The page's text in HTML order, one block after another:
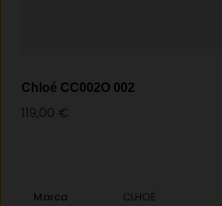
Chloé CC002O 002
119,00 €
Marca
CLHOÉ